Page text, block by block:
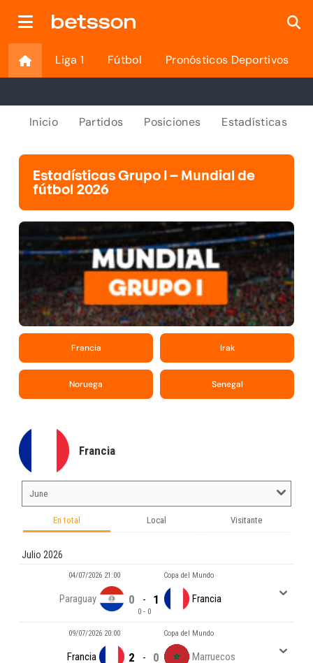
Liga 1 Fútbol Pronósticos Deportivos
Inicio Partidos Posiciones Estadísticas
Estadísticas Grupo I – Mundial de
fútbol 2026
Francia Irak
Noruega Senegal
Francia
En total Local Visitante
Julio 2026
04/07/2026 21:00 Copa del Mundo
Paraguay 0 - 1
0 - 0
Francia
09/07/2026 20:00 Copa del Mundo
Francia 2 - 0 Marruecos